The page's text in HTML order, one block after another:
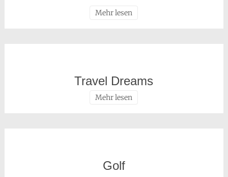
Mehr lesen
Travel Dreams
Mehr lesen
Golf